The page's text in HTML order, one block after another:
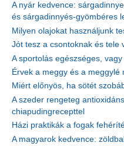
A nyár kedvence:
és sárgadinnyés-gyömbéres
Milyen olajokat használjunk
Jót tesz a csontoknak és tele
A sportolás egészséges,
Érvek a meggy és a meggylé
Miért előnyös, ha sötét
A szeder rengeteg
chiapudingrecepttel
Házi praktikák a fogak
A magyarok kedvence: